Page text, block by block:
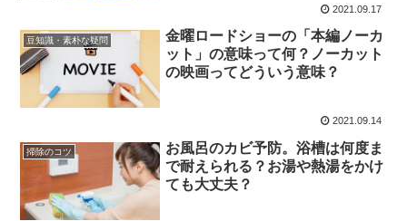
2021.09.17
豆知識・素朴な疑問
金曜ロードショーの「本編ノーカ
ット」の意味って何？ノーカット
の映画ってどういう意味？
2021.09.14
掃除のコツ
お風呂のカビ予防。浴槽は何度ま
で耐えられる？お湯や熱湯をかけ
ても大丈夫？